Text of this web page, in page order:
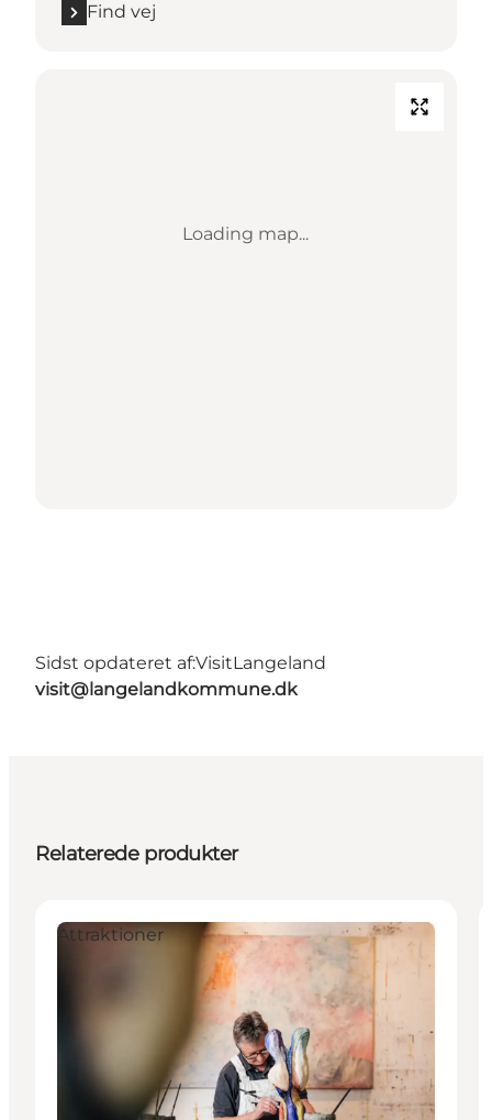
Find vej
Loading map...
Sidst opdateret af:VisitLangeland
visit@langelandkommune.dk
Relaterede produkter
Attraktioner